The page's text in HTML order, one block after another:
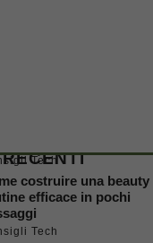
Tech
costruire una beauty
efficace in pochi
Tech